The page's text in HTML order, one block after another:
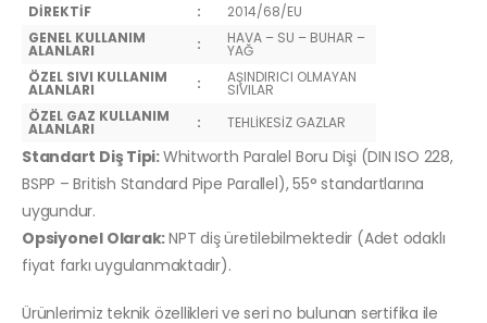
DİREKTİF
:
2014/68/EU
GENEL KULLANIM
ALANLARI : HAVA – SU – BUHAR –
YAĞ
ÖZEL SIVI KULLANIM
ALANLARI : AŞINDIRICI OLMAYAN
SIVILAR
ÖZEL GAZ KULLANIM
ALANLARI : TEHLİKESİZ GAZLAR
Standart Diş Tipi:Whitworth Paralel Boru Dişi (DIN ISO 228,
BSPP – British Standard Pipe Parallel), 55° standartlarına
uygundur.
Opsiyonel Olarak:NPT diş üretilebilmektedir (Adet odaklı
fiyat farkı uygulanmaktadır).
Ürünlerimiz teknik özellikleri ve seri no bulunan sertifika ile